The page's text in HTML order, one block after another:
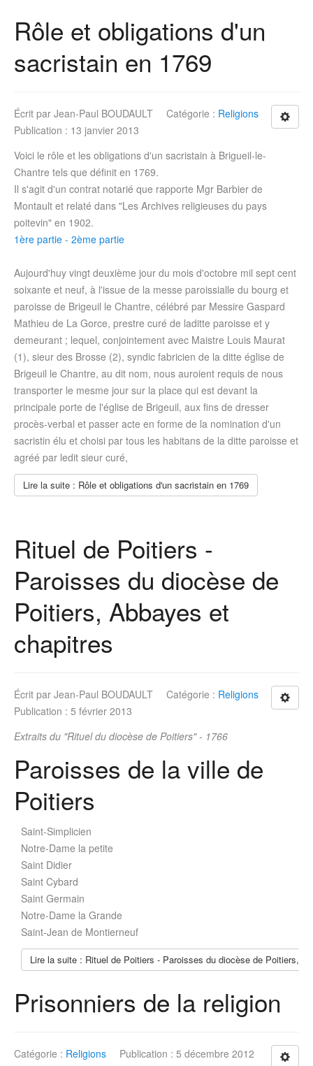
Rôle et obligations d'un
sacristain en 1769
Écrit par Jean-Paul BOUDAULT Catégorie : Religions
Publication : 13 janvier 2013
Voici le rôle et les obligations d'un sacristain à Brigueil-le-
Chantre tels que définit en 1769.
Il s'agit d'un contrat notarié que rapporte Mgr Barbier de
Montault et relaté dans "Les Archives religieuses du pays
poitevin" en 1902.
1ère partie - 2ème partie
Aujourd'huy vingt deuxième jour du mois d'octobre mil sept cent
soixante et neuf, à l'issue de la messe paroissialle du bourg et
paroisse de Brigeuil le Chantre, célébré par Messire Gaspard
Mathieu de La Gorce, prestre curé de laditte paroisse et y
demeurant ; lequel, conjointement avec Maistre Louis Maurat
(1), sieur des Brosse (2), syndic fabricien de la ditte église de
Brigeuil le Chantre, au dit nom, nous auroient requis de nous
transporter le mesme jour sur la place qui est devant la
principale porte de l'église de Brigeuil, aux fins de dresser
procès-verbal et passer acte en forme de la nomination d'un
sacristin élu et choisi par tous les habitans de la ditte paroisse et
agréé par ledit sieur curé,
Lire la suite : Rôle et obligations d'un sacristain en 1769
Rituel de Poitiers -
Paroisses du diocèse de
Poitiers, Abbayes et
chapitres
Écrit par Jean-Paul BOUDAULT Catégorie : Religions
Publication : 5 février 2013
Extraits du "Rituel du diocèse de Poitiers" - 1766
Paroisses de la ville de
Poitiers
Saint-Simplicien
Notre-Dame la petite
Saint Didier
Saint Cybard
Saint Germain
Notre-Dame la Grande
Saint-Jean de Montierneuf
Lire la suite : Rituel de Poitiers - Paroisses du diocèse de Poitiers,
Prisonniers de la religion
Catégorie : Religions Publication : 5 décembre 2012